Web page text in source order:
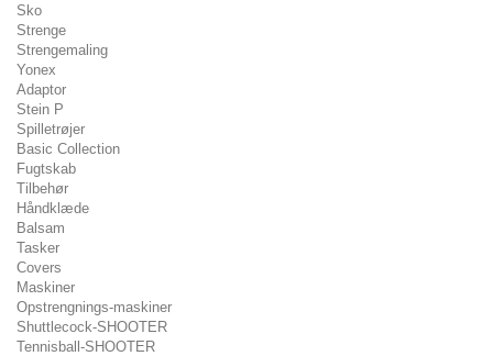
Sko
Strenge
Strengemaling
Yonex
Adaptor
Stein P
Spilletrøjer
Basic Collection
Fugtskab
Tilbehør
Håndklæde
Balsam
Tasker
Covers
Maskiner
Opstrengnings-maskiner
Shuttlecock-SHOOTER
Tennisball-SHOOTER